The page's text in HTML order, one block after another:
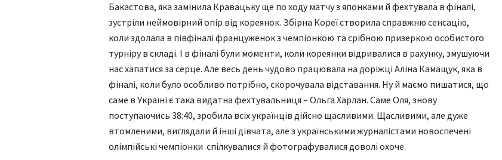
Бакастова, яка замінила Кравацьку ще по ходу матчу з японками й фехтувала в фіналі,
зустріли неймовірний опір від кореянок. Збірна Кореї створила справжню сенсацію,
коли здолала в півфіналі француженок з чемпіонкою та срібною призеркою особистого
турніру в складі. І в фіналі були моменти, коли кореянки відривалися в рахунку, змушуючи
нас хапатися за серце. Але весь день чудово працювала на доріжці Аліна Камащук, яка в
фіналі, коли було особливо потрібно, скорочувала відставання. Ну й маємо пишатися, що
саме в Україні є така видатна фехтувальниця – Ольга Харлан. Саме Оля, знову
поступаючись 38:40, зробила всіх українців дійсно щасливими. Щасливими, але дуже
втомленими, виглядали й інші дівчата, але з українськими журналістами новоспечені
олімпійські чемпіонки спілкувалися й фотографувалися доволі охоче.